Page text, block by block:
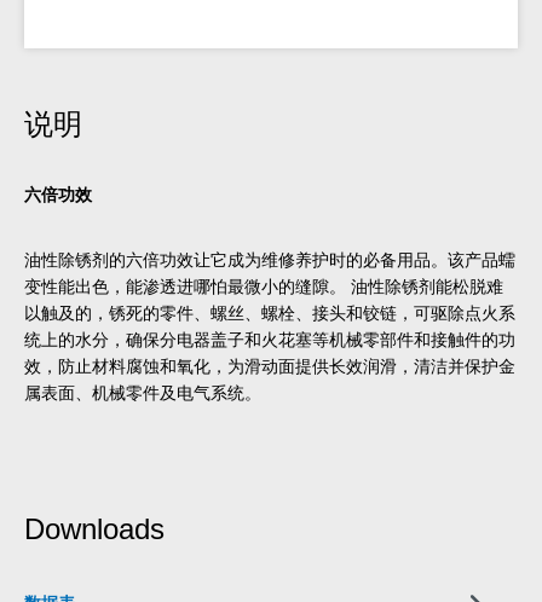
说明
六倍功效
油性除锈剂的六倍功效让它成为维修养护时的必备用品。该产品蠕
变性能出色，能渗透进哪怕最微小的缝隙。 油性除锈剂能松脱难
以触及的，锈死的零件、螺丝、螺栓、接头和铰链，可驱除点火系
统上的水分，确保分电器盖子和火花塞等机械零部件和接触件的功
效，防止材料腐蚀和氧化，为滑动面提供长效润滑，清洁并保护金
属表面、机械零件及电气系统。
Downloads